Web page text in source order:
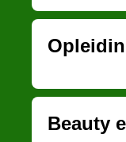
Beauty